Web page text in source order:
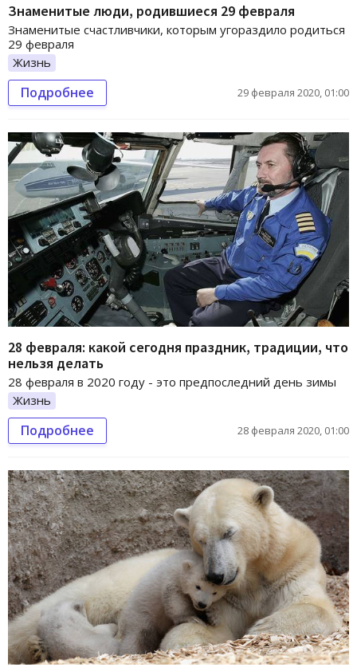
Знаменитые люди, родившиеся 29 февраля
Знаменитые счастливчики, которым угораздило родиться
29 февраля
Жизнь
Подробнее 29 февраля 2020, 01:00
28 февраля: какой сегодня праздник, традиции, что
нельзя делать
28 февраля в 2020 году - это предпоследний день зимы
Жизнь
Подробнее 28 февраля 2020, 01:00